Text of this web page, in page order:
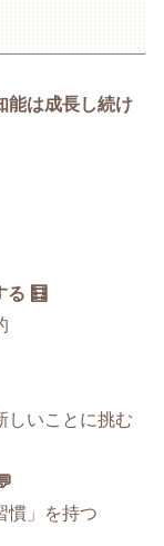
能は成長し続け
る 🧮
しいことに挑む
慣」を持つ